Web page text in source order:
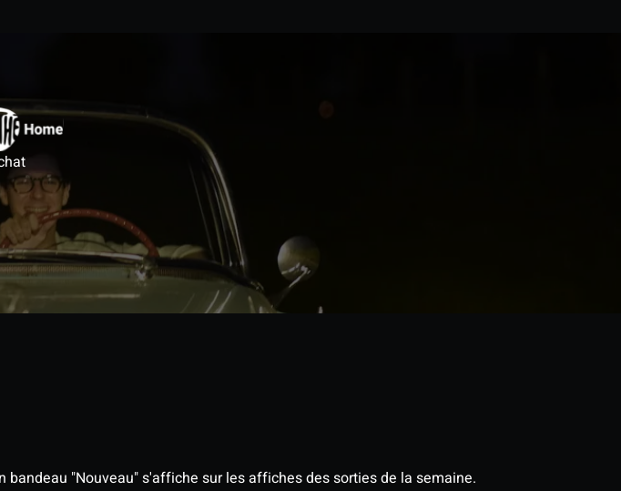
"Nouveau" s'affiche sur les affiches des sorties de la semaine.